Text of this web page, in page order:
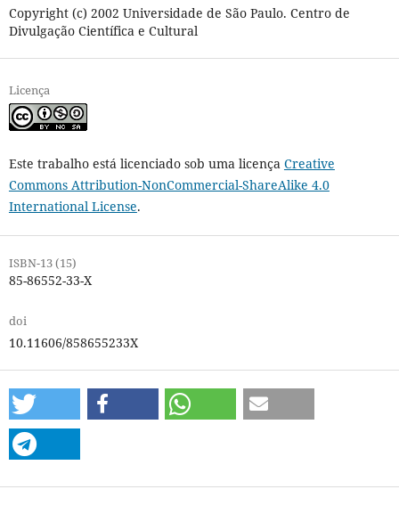
Copyright (c) 2002 Universidade de São Paulo. Centro de
Divulgação Científica e Cultural
Licença
Este trabalho está licenciado sob uma licença Creative
Commons Attribution-NonCommercial-ShareAlike 4.0
International License.
ISBN-13 (15)
85-86552-33-X
doi
10.11606/858655233X